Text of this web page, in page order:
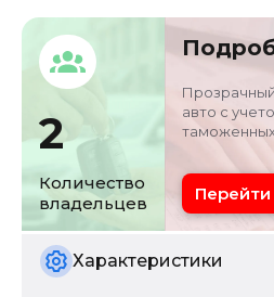
Кузов
седан
Объём двигателя
1.5 л
Состояние
б/у
2
Количество
владельцев
авто с
Перейти
Характеристики